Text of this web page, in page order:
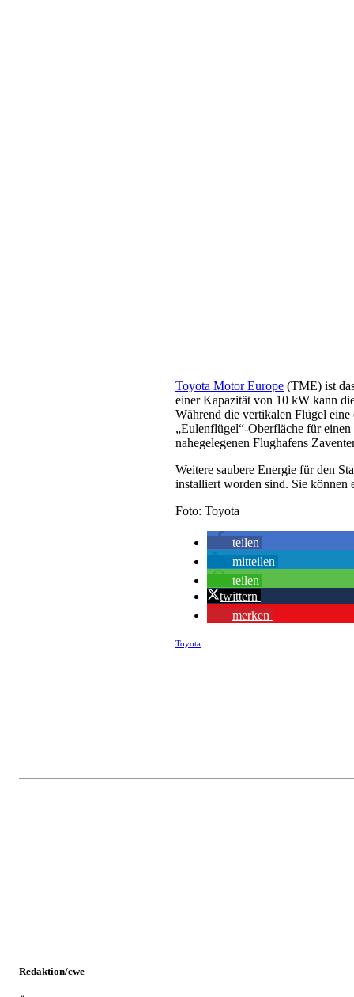
Toyota Motor Europe (TME) ist
einer Kapazität von 10 kW kann
Während die vertikalen Flügel
„Eulenflügel“-Oberfläche für
nahegelegenen Flughafens
Weitere saubere Energie für den
installiert worden sind. Sie können
Foto: Toyota
teilen
mitteilen
teilen
twittern
merken
Toyota
Redaktion/cwe